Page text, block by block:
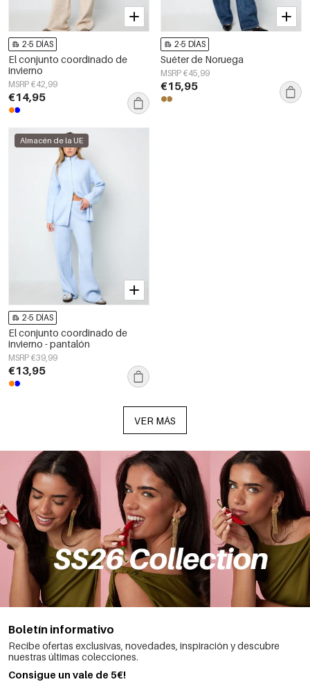
2-5 DÍAS
El conjunto coordinado de
invierno
MSRP €42,99
€14,95
2-5 DÍAS
Suéter de Noruega
MSRP €45,99
€15,95
Almacén de la UE
2-5 DÍAS
El conjunto coordinado de
invierno - pantalón
MSRP €39,99
€13,95
VER MÁS
Boletín informativo
Recibe ofertas exclusivas, novedades, inspiración y descubre
nuestras últimas colecciones.
Consigue un vale de 5€!